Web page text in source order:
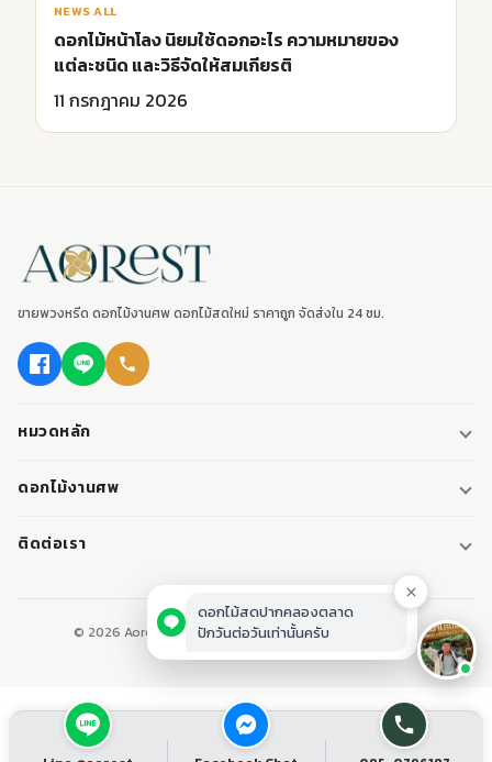
NEWS ALL
ดอกไม้หน้าโลง นิยมใช้ดอกอะไร ความหมายของ
แต่ละชนิด และวิธีจัดให้สมเกียรติ
11 กรกฎาคม 2026
ขายพวงหรีด ดอกไม้งานศพ ดอกไม้สดใหม่ ราคาถูก จัดส่งใน 24 ชม.
หมวดหลัก
พวงหรีด
พวงหรีดมาลา
หรีดหนังสือ
ดอกไม้งานศพ
ดอกไม้หน้าศพ
ติดต่อเรา
ปากคลองตลาด เขตพระนคร กทม.
© 2026 Aorest. ขายพวงหรีด ดอกไม้งานศพ ปากคลองตลาด.